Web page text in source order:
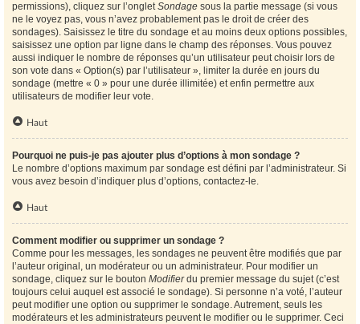
permissions), cliquez sur l’ongletSondage sous la partie message (si vous
ne le voyez pas, vous n’avez probablement pas le droit de créer des
sondages). Saisissez le titre du sondage et au moins deux options possibles,
saisissez une option par ligne dans le champ des réponses. Vous pouvez
aussi indiquer le nombre de réponses qu’un utilisateur peut choisir lors de
son vote dans « Option(s) par l’utilisateur », limiter la durée en jours du
sondage (mettre « 0 » pour une durée illimitée) et enfin permettre aux
utilisateurs de modifier leur vote.
Haut
Pourquoi ne puis-je pas ajouter plus d’options à mon sondage ?
Le nombre d’options maximum par sondage est défini par l’administrateur. Si
vous avez besoin d’indiquer plus d’options, contactez-le.
Haut
Comment modifier ou supprimer un sondage ?
Comme pour les messages, les sondages ne peuvent être modifiés que par
l’auteur original, un modérateur ou un administrateur. Pour modifier un
sondage, cliquez sur le bouton Modifierdu premier message du sujet (c’est
toujours celui auquel est associé le sondage). Si personne n’a voté, l’auteur
peut modifier une option ou supprimer le sondage. Autrement, seuls les
modérateurs et les administrateurs peuvent le modifier ou le supprimer. Ceci